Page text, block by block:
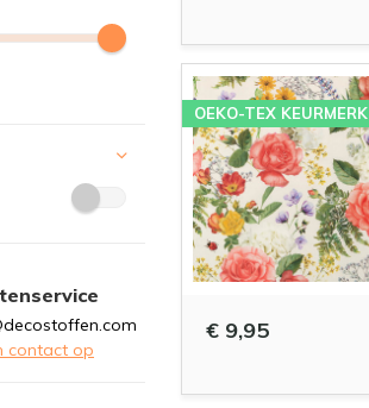
OEKO-TEX KEURMERK
€ 9,95
contact op